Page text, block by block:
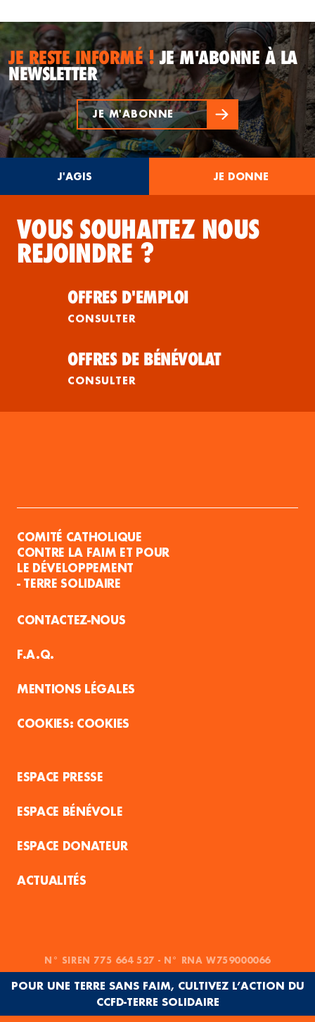
JE RESTE INFORMÉ !JE M'ABONNE À LA
NEWSLETTER
JE M'ABONNE
J'AGIS JE DONNE
VOUS SOUHAITEZ NOUS
REJOINDRE ?
OFFRES D'EMPLOI
CONSULTER
OFFRES DE BÉNÉVOLAT
CONSULTER
COMITÉ CATHOLIQUE
CONTRE LA FAIM ET POUR
LE DÉVELOPPEMENT
- TERRE SOLIDAIRE
CONTACTEZ-NOUS
F.A.Q.
MENTIONS LÉGALES
COOKIES
ESPACE PRESSE
ESPACE BÉNÉVOLE
ESPACE DONATEUR
ACTUALITÉS
N° SIREN 775 664 527 - N° RNA W759000066
POUR UNE TERRE SANS FAIM, CULTIVEZ L’ACTION DU
CCFD-TERRE SOLIDAIRE